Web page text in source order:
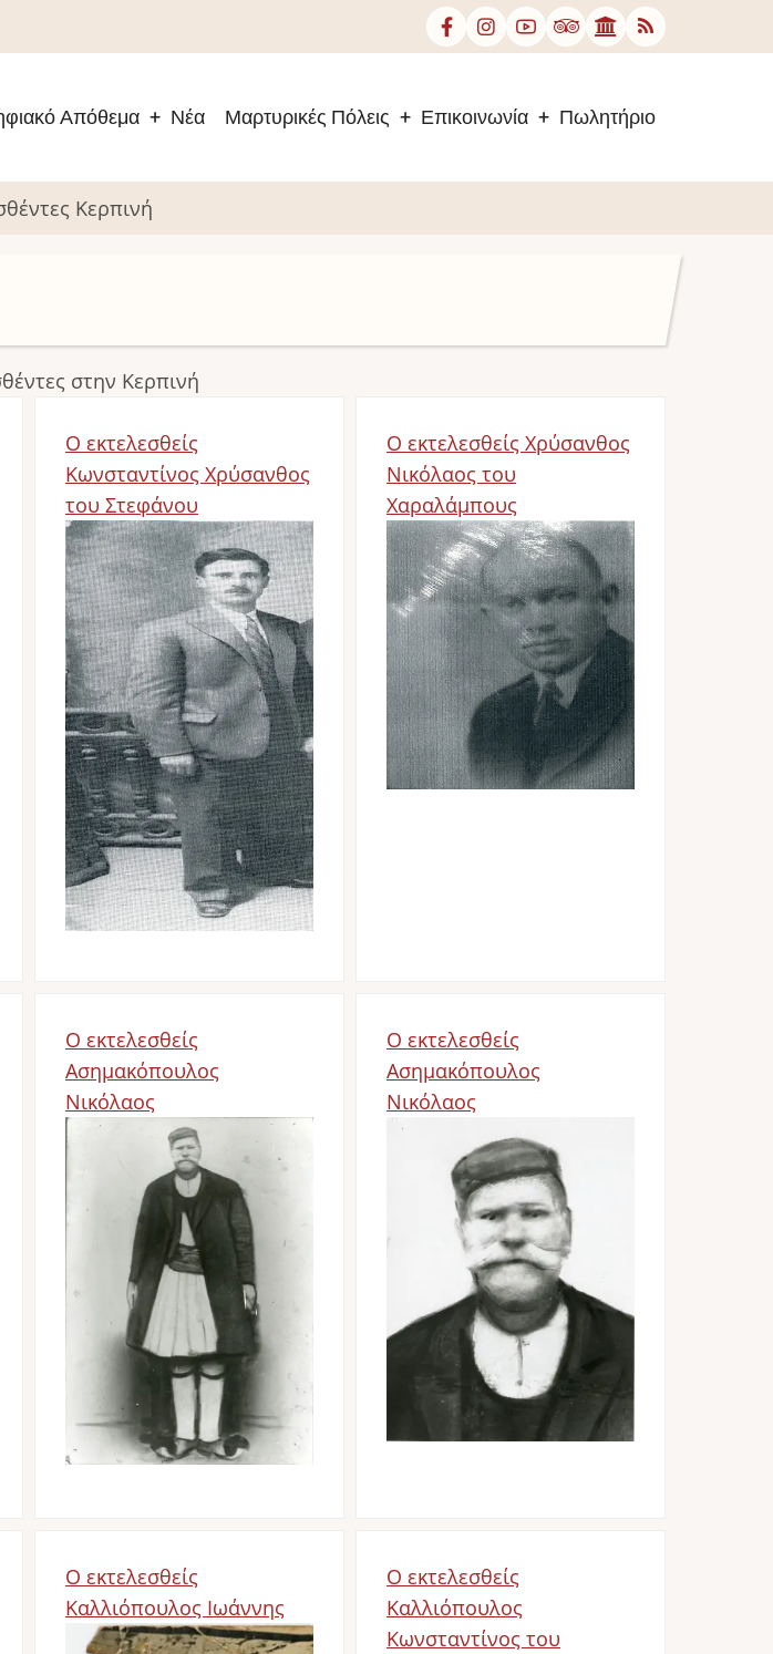
Απόθεμα Νέα Μαρτυρικές Πόλεις Επικοινωνία Πωλητήριο
Κερπινή
στην Κερπινή
Ο εκτελεσθείς
Κωνσταντίνος Χρύσανθος
του Στεφάνου
Image
Ο εκτελεσθείς Χρύσανθος
Νικόλαος του
Χαραλάμπους
Image
Ο εκτελεσθείς
Ασημακόπουλος
Νικόλαος
Image
Ο εκτελεσθείς
Ασημακόπουλος
Νικόλαος
Image
Ο εκτελεσθείς
Καλλιόπουλος Ιωάννης
Image
Ο εκτελεσθείς
Καλλιόπουλος
Κωνσταντίνος του